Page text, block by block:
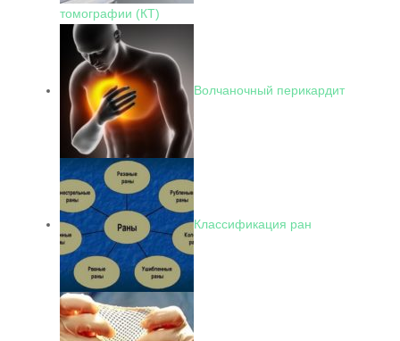
томографии (КТ)
Волчаночный перикардит
Классификация ран